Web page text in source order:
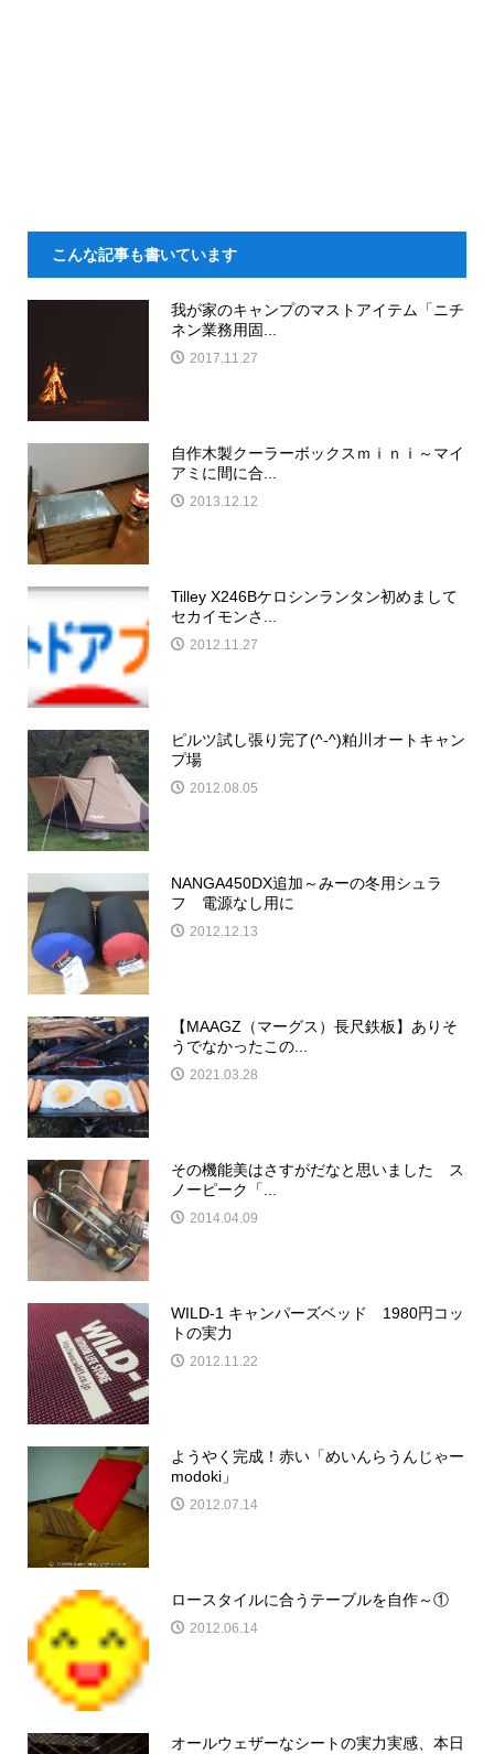
こんな記事も書いています
我が家のキャンプのマストアイテム「ニチ
ネン業務用固...
2017.11.27
自作木製クーラーボックスｍｉｎｉ～マイ
アミに間に合...
2013.12.12
Tilley X246Bケロシンランタン初めまして
セカイモンさ...
2012.11.27
ピルツ試し張り完了(^-^)粕川オートキャン
プ場
2012.08.05
NANGA450DX追加～みーの冬用シュラ
フ 電源なし用に
2012.12.13
【MAAGZ（マーグス）長尺鉄板】ありそ
うでなかったこの...
2021.03.28
その機能美はさすがだなと思いました ス
ノーピーク「...
2014.04.09
WILD-1 キャンパーズベッド 1980円コッ
トの実力
2012.11.22
ようやく完成！赤い「めいんらうんじゃー
modoki」
2012.07.14
ロースタイルに合うテーブルを自作～①
2012.06.14
オールウェザーなシートの実力実感、本日